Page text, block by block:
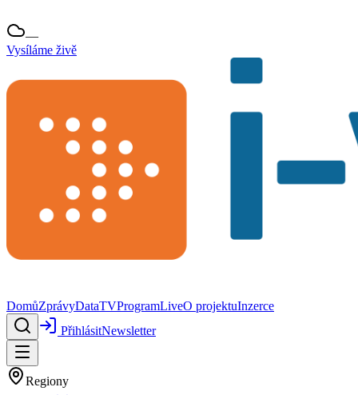
—
Vysíláme živě
DomůZprávyDataTVProgramLiveO projektuInzerce
PřihlásitNewsletter
Regiony